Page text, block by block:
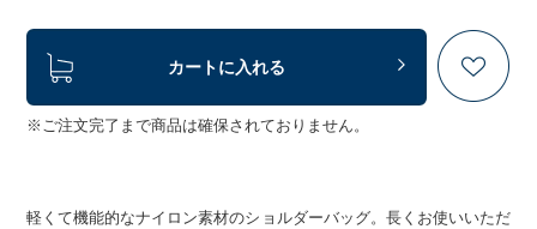
カートに入れる
※ご注文完了まで商品は確保されておりません。
軽くて機能的なナイロン素材のショルダーバッグ。長くお使いいただ